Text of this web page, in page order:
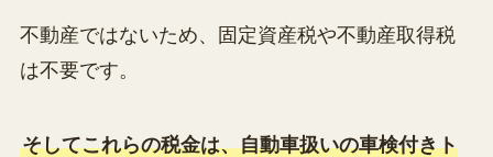
不動産ではないため、固定資産税や不動産取得税
は不要です。
そしてこれらの税金は、自動車扱いの車検付きト